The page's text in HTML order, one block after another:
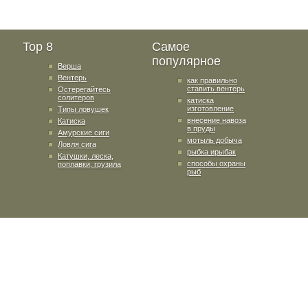
Top 8
Верша
Вентерь
Остерегайтесь
солитеров
Типы ловушек
Катиска
Амурские сиги
Ловля сига
Катушки, леска,
поплавки, грузила
Самое
популярное
как правильно
ставить вентерь
катиска
изготовление
внесение навоза
в пруды
мотыль добыча
рыбка ирыбак
способы охраны
рыб